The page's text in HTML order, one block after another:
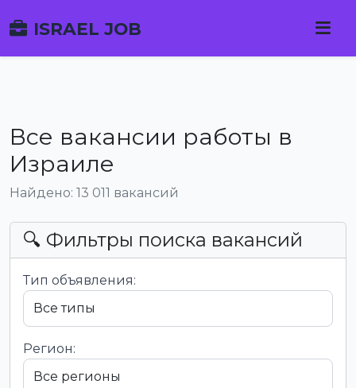
ISRAEL JOB
Все вакансии работы в
Израиле
Найдено: 13 011 вакансий
🔍 Фильтры поиска вакансий
Тип объявления:
Регион: